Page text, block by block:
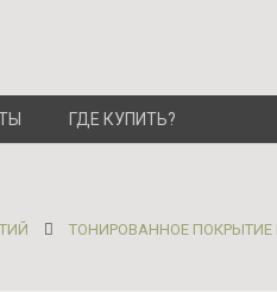
ГДЕ КУПИТЬ?
ТОНИРОВАННОЕ